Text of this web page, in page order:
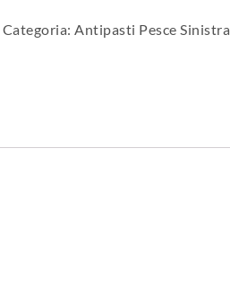
con
quantità
Categoria:Antipasti Pesce Sinistra